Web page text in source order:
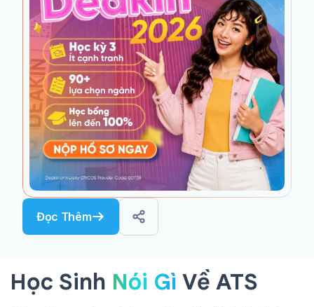
Đọc Thêm
Học Sinh Nói Gì Về ATS